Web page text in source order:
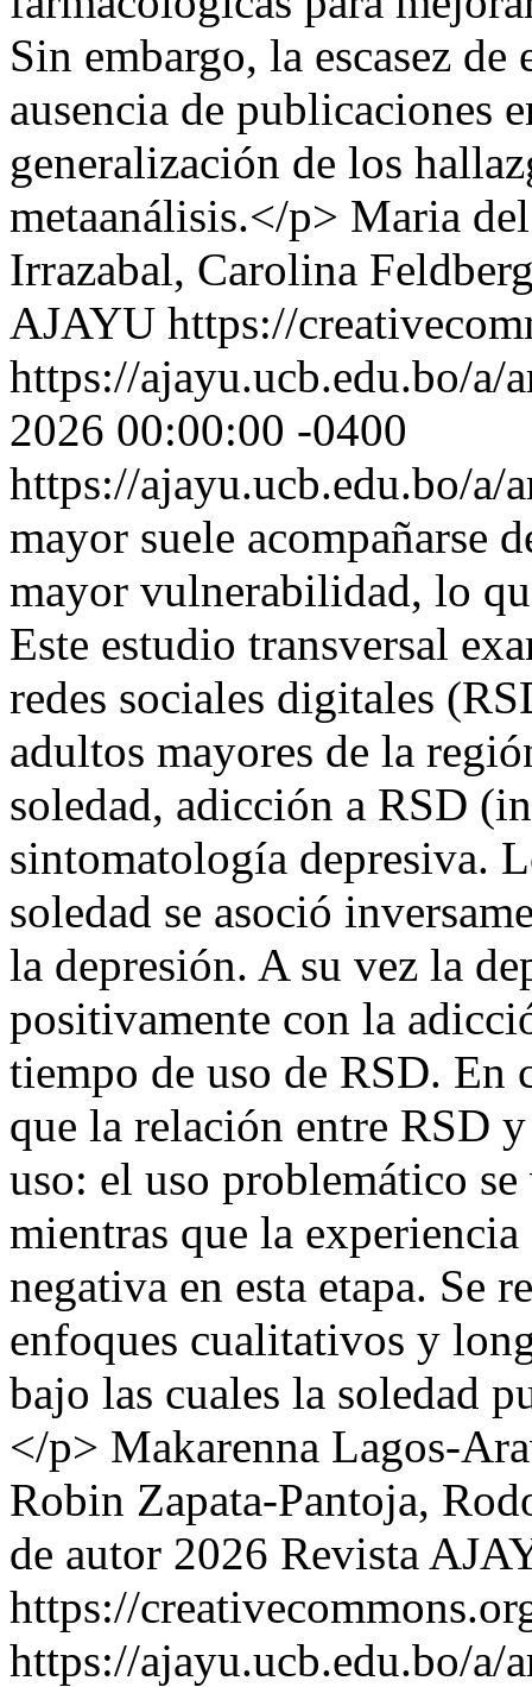
Sin embargo, la escasez
ausencia de publicaciones
generalización de los
metaanálisis.</p> Maria
Irrazabal, Carolina
AJAYU https://
https://ajayu.ucb.edu.bo/a/
2026 00:00:00 -0400
https://ajayu.ucb.edu.bo/
mayor suele acompañarse
mayor vulnerabilidad, lo
Este estudio transversal
redes sociales digitales
adultos mayores de la
soledad, adicción a RSD
sintomatología depresiva.
soledad se asoció
la depresión. A su vez la
positivamente con la
tiempo de uso de RSD. En
que la relación entre RSD
uso: el uso problemático
mientras que la experiencia
negativa en esta etapa. Se
enfoques cualitativos y
bajo las cuales la soledad
</p> Makarenna Lagos-
Robin Zapata-Pantoja,
de autor 2026 Revista
https://
https://ajayu.ucb.edu.bo/a/